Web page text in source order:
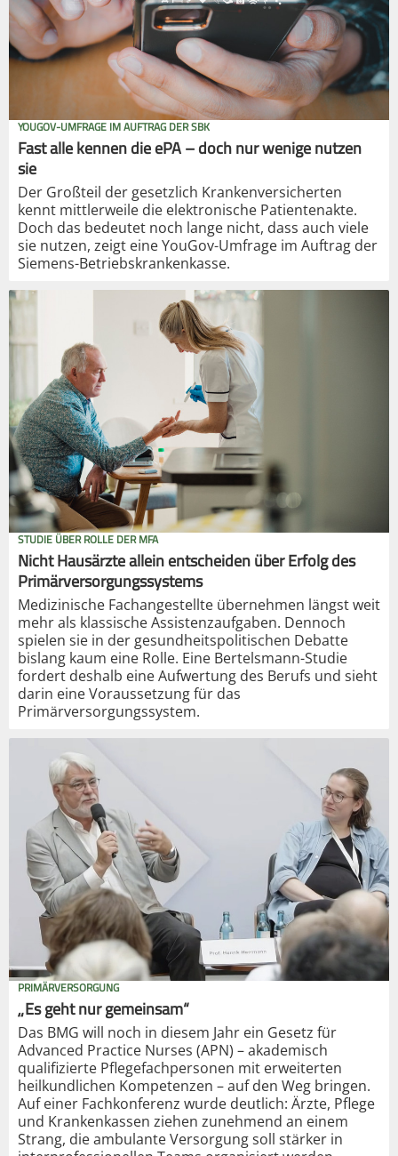
YOUGOV-UMFRAGE IM AUFTRAG DER SBK
Fast alle kennen die ePA – doch nur wenige nutzen
sie
Der Großteil der gesetzlich Krankenversicherten
kennt mittlerweile die elektronische Patientenakte.
Doch das bedeutet noch lange nicht, dass auch viele
sie nutzen, zeigt eine YouGov-Umfrage im Auftrag der
Siemens-Betriebskrankenkasse.
STUDIE ÜBER ROLLE DER MFA
Nicht Hausärzte allein entscheiden über Erfolg des
Primärversorgungssystems
Medizinische Fachangestellte übernehmen längst weit
mehr als klassische Assistenzaufgaben. Dennoch
spielen sie in der gesundheitspolitischen Debatte
bislang kaum eine Rolle. Eine Bertelsmann-Studie
fordert deshalb eine Aufwertung des Berufs und sieht
darin eine Voraussetzung für das
Primärversorgungssystem.
PRIMÄRVERSORGUNG
„Es geht nur gemeinsam“
Das BMG will noch in diesem Jahr ein Gesetz für
Advanced Practice Nurses (APN) – akademisch
qualifizierte Pflegefachpersonen mit erweiterten
heilkundlichen Kompetenzen – auf den Weg bringen.
Auf einer Fachkonferenz wurde deutlich: Ärzte, Pflege
und Krankenkassen ziehen zunehmend an einem
Strang, die ambulante Versorgung soll stärker in